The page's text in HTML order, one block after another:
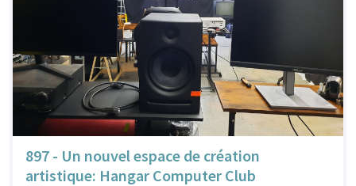
897 - Un nouvel espace de création
artistique: Hangar Computer Club